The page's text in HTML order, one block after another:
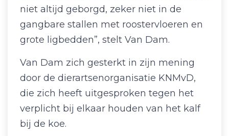
niet altijd geborgd, zeker niet in de
gangbare stallen met roostervloeren en
grote ligbedden”, stelt Van Dam.
Van Dam zich gesterkt in zijn mening
door de dierartsenorganisatie KNMvD,
die zich heeft uitgesproken tegen het
verplicht bij elkaar houden van het kalf
bij de koe.